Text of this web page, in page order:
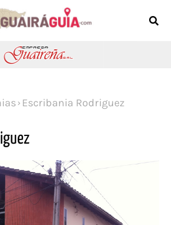
Escribania Rodriguez